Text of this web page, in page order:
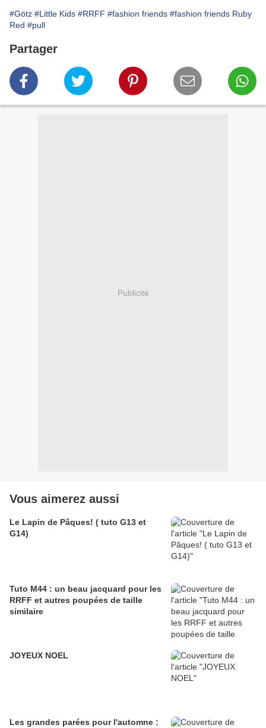
#Götz #Little Kids #RRFF #fashion friends #fashion friends Ruby
Red #pull
Partager
Publicité
Vous aimerez aussi
Le Lapin de Pâques! ( tuto G13 et
G14)
Tuto M44 : un beau jacquard pour les
RRFF et autres poupées de taille
similaire
JOYEUX NOEL
Les grandes parées pour l'automne :